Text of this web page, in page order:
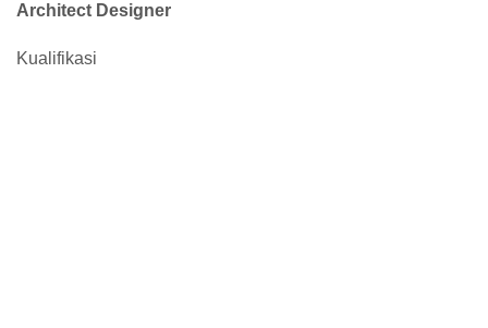
Architect Designer
Kualifikasi